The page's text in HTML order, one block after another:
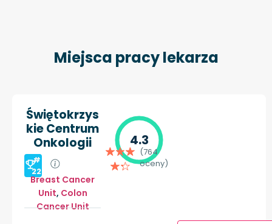
Miejsca pracy lekarza
Świętokrzys
kie Centrum
Onkologii
#
22
Breast Cancer
Unit, Colon
Cancer Unit
4.3
(764
oceny)